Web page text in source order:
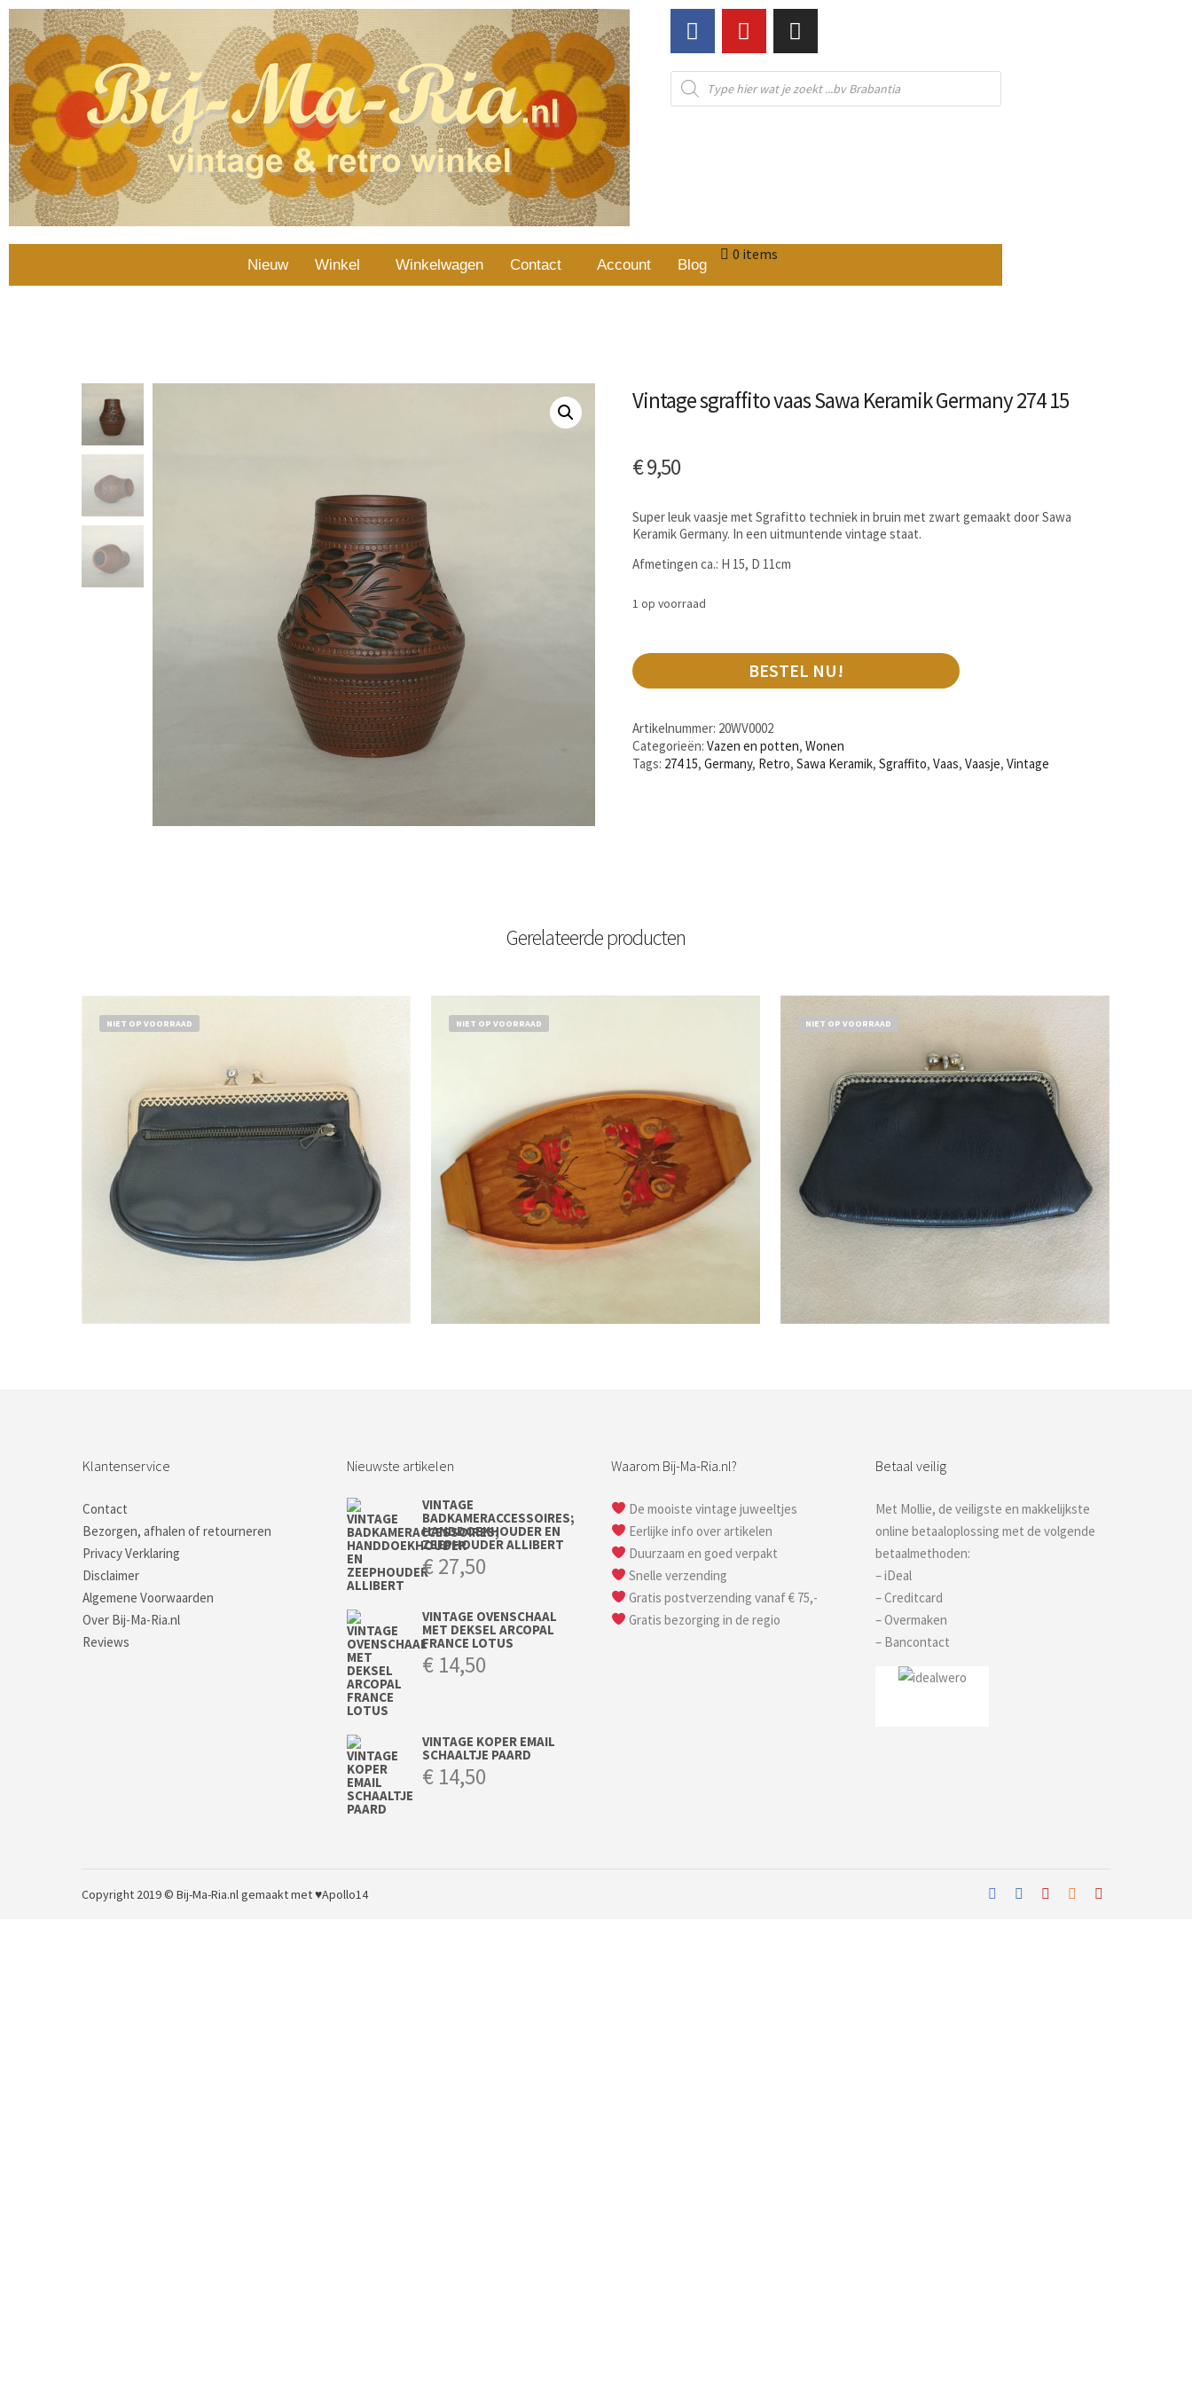
Nieuw Winkel Winkelwagen Contact Account Blog
0 items
Vintage sgraffito vaas Sawa Keramik Germany 274 15
€9,50
Super leuk vaasje met Sgrafitto techniek in bruin met zwart gemaakt door Sawa
Keramik Germany. In een uitmuntende vintage staat.
Afmetingen ca.: H 15, D 11cm
1 op voorraad
BESTEL NU!
Artikelnummer: 20WV0002
Categorieën:Vazen en potten,Wonen
Tags: 274 15,Germany, Retro,Sawa Keramik,Sgraffito,Vaas,Vaasje,Vintage
Gerelateerde producten
NIET OP VOORRAAD NIET OP VOORRAAD NIET OP VOORRAAD
Klantenservice
Contact
Bezorgen, afhalen of retourneren
Privacy Verklaring
Disclaimer
Algemene Voorwaarden
Over Bij-Ma-Ria.nl
Reviews
Nieuwste artikelen
VINTAGE
BADKAMERACCESSOIRES;
HANDDOEKHOUDER EN
ZEEPHOUDER ALLIBERT
€27,50
VINTAGE OVENSCHAAL
MET DEKSEL ARCOPAL
FRANCE LOTUS
€ 14,50
VINTAGE KOPER EMAIL
SCHAALTJE PAARD
€ 14,50
Waarom Bij-Ma-Ria.nl?
De mooiste vintage juweeltjes
Eerlijke info over artikelen
Duurzaam en goed verpakt
Snelle verzending
Gratis postverzending vanaf € 75,-
Gratis bezorging in de regio
Betaal veilig
Met Mollie, de veiligste en makkelijkste
online betaaloplossing met de volgende
betaalmethoden:
– iDeal
– Creditcard
– Overmaken
– Bancontact
Copyright 2019 © Bij-Ma-Ria.nlgemaakt met ♥Apollo14